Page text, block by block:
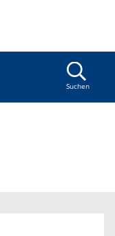
Suchen